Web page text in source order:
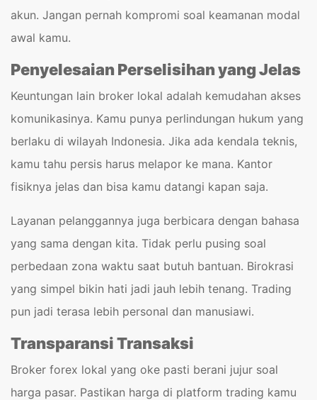
akun. Jangan pernah kompromi soal keamanan modal
awal kamu.
Penyelesaian Perselisihan yang Jelas
Keuntungan lain broker lokal adalah kemudahan akses
komunikasinya. Kamu punya perlindungan hukum yang
berlaku di wilayah Indonesia. Jika ada kendala teknis,
kamu tahu persis harus melapor ke mana. Kantor
fisiknya jelas dan bisa kamu datangi kapan saja.
Layanan pelanggannya juga berbicara dengan bahasa
yang sama dengan kita. Tidak perlu pusing soal
perbedaan zona waktu saat butuh bantuan. Birokrasi
yang simpel bikin hati jadi jauh lebih tenang. Trading
pun jadi terasa lebih personal dan manusiawi.
Transparansi Transaksi
Broker forex lokal yang oke pasti berani jujur soal
harga pasar. Pastikan harga di platform trading kamu